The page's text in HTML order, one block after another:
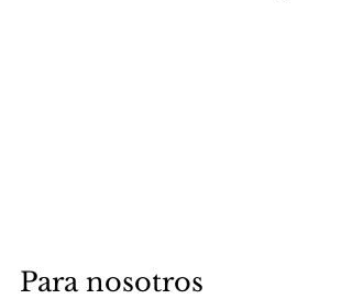
Para nosotros